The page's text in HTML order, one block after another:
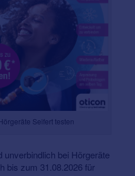
Seifert testen
bei Hörgeräte
bis zum 31.08.2026 für